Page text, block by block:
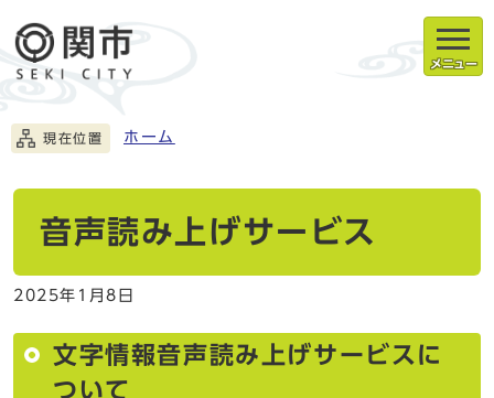
メニュー
現在位置 ホーム
音声読み上げサービス
2025年1月8日
文字情報音声読み上げサービスに
ついて